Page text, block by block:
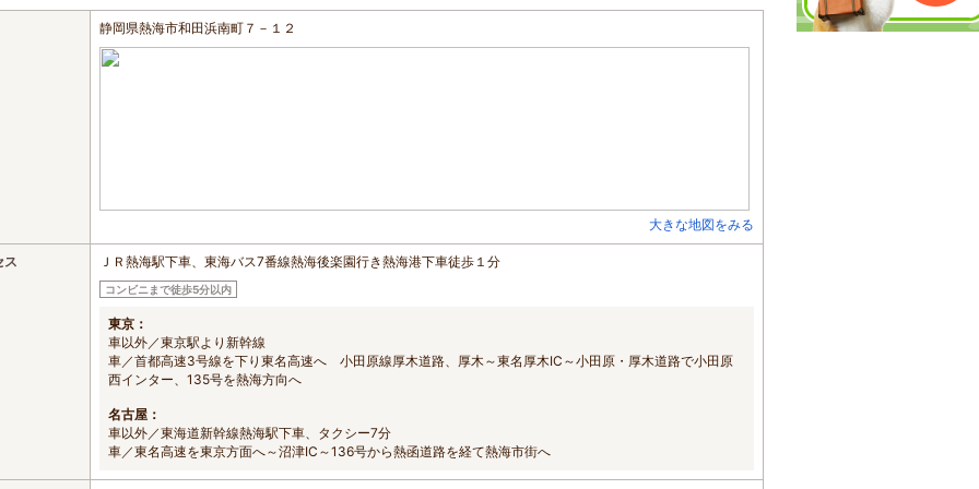
静岡県熱海市和田浜南町７－１２
大きな地図をみる
ス ＪＲ熱海駅下車、東海バス7番線熱海後楽園行き熱海港下車徒歩１分
コンビニまで徒歩5分以内
東京：
車以外／東京駅より新幹線
車／首都高速3号線を下り東名高速へ 小田原線厚木道路、厚木～東名厚木IC～小田原・厚木道路で小田原
西インター、135号を熱海方向へ
名古屋：
車以外／東海道新幹線熱海駅下車、タクシー7分
車／東名高速を東京方面へ～沼津IC～136号から熱函道路を経て熱海市街へ